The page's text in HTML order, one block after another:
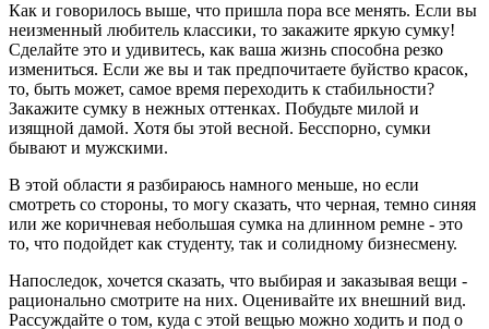
Как и говорилось выше, что пришла пора все менять. Если вы
неизменный любитель классики, то закажите яркую сумку!
Сделайте это и удивитесь, как ваша жизнь способна резко
измениться. Если же вы и так предпочитаете буйство красок,
то, быть может, самое время переходить к стабильности?
Закажите сумку в нежных оттенках. Побудьте милой и
изящной дамой. Хотя бы этой весной. Бесспорно, сумки
бывают и мужскими.
В этой области я разбираюсь намного меньше, но если
смотреть со стороны, то могу сказать, что черная, темно синяя
или же коричневая небольшая сумка на длинном ремне - это
то, что подойдет как студенту, так и солидному бизнесмену.
Напоследок, хочется сказать, что выбирая и заказывая вещи -
рационально смотрите на них. Оценивайте их внешний вид.
Рассуждайте о том, куда с этой вещью можно ходить и под о